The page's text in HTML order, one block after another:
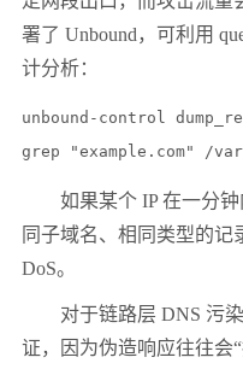
署了 Unbound，可利用
计分析：
unbound-control
如果某个 IP 在一分钟
同子域名、相同类型的
DoS。
对于链路层 DNS 污染
证，因为伪造响应往往会